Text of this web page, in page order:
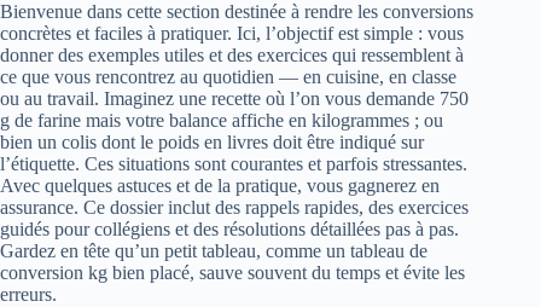
Bienvenue dans cette section destinée à rendre les conversions
concrètes et faciles à pratiquer. Ici, l’objectif est simple : vous
donner des exemples utiles et des exercices qui ressemblent à
ce que vous rencontrez au quotidien — en cuisine, en classe
ou au travail. Imaginez une recette où l’on vous demande 750
g de farine mais votre balance affiche en kilogrammes ; ou
bien un colis dont le poids en livres doit être indiqué sur
l’étiquette. Ces situations sont courantes et parfois stressantes.
Avec quelques astuces et de la pratique, vous gagnerez en
assurance. Ce dossier inclut des rappels rapides, des exercices
guidés pour collégiens et des résolutions détaillées pas à pas.
Gardez en tête qu’un petit tableau, comme un tableau de
conversion kg bien placé, sauve souvent du temps et évite les
erreurs.